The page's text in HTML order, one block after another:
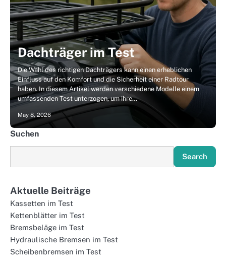
Dachträger im Test
Die Wahl des richtigen Dachträgers kann einen erheblichen
Einfluss auf den Komfort und die Sicherheit einer Radtour
haben. In diesem Artikel werden verschiedene Modelle einem
umfassenden Test unterzogen, um ihre…
May 8, 2026
Suchen
Search
Aktuelle Beiträge
Kassetten im Test
Kettenblätter im Test
Bremsbeläge im Test
Hydraulische Bremsen im Test
Scheibenbremsen im Test